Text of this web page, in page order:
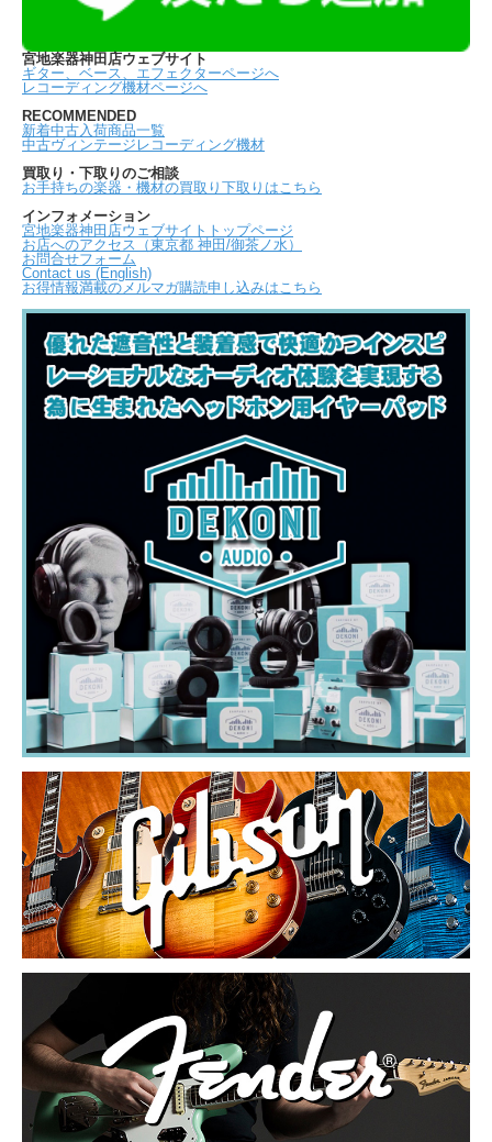
宮地楽器神田店ウェブサイト
ギター、ベース、エフェクターページへ
レコーディング機材ページへ
RECOMMENDED
新着中古入荷商品一覧
中古ヴィンテージレコーディング機材
買取り・下取りのご相談
お手持ちの楽器・機材の買取り下取りはこちら
インフォメーション
宮地楽器神田店ウェブサイトトップページ
お店へのアクセス（東京都 神田/御茶ノ水）
お問合せフォーム
Contact us (English)
お得情報満載のメルマガ購読申し込みはこちら